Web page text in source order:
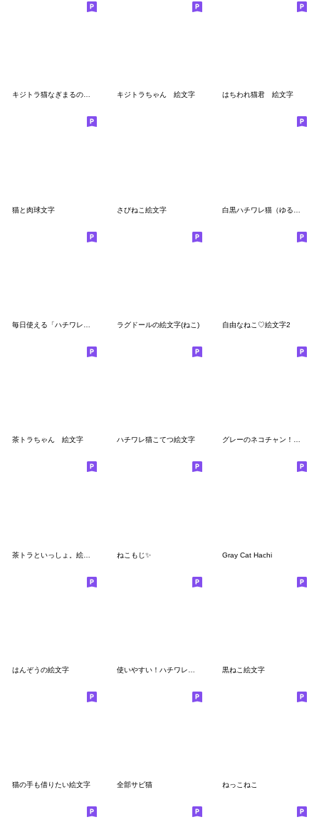
キジトラ猫なぎまるの絵文字 キジトラちゃん 絵文字 はちわれ猫君 絵文字
猫と肉球文字 さびねこ絵文字
ラグドールの絵文字(ねこ) 自由なねこ♡絵文字2
茶トラちゃん 絵文字 ハチワレ猫こてつ絵文字 グレーのネコチャン！絵文字
ねこもじ✨ Gray Cat Hachi
はんぞうの絵文字 黒ねこ絵文字
猫の手も借りたい絵文字 全部サビ猫 ねっこねこ